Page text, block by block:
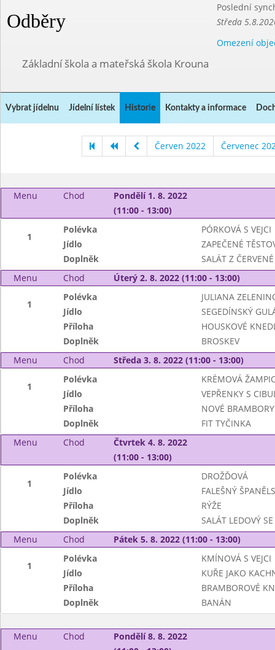
Odběry
Poslední
Středa
Omezení
Základní škola a mateřská škola Krouna
Vybrat jídelnu Jídelní lístek Historie Kontakty a informace
Červen 2022 Červenec
Menu Chod
Pondělí 1. 8. 2022
(11:00 - 13:00)
1
Polévka
PÓRKOVÁ S VEJCI
Jídlo
ZAPEČENÉ
Doplněk
SALÁT Z
Menu
Chod Úterý 2. 8. 2022 (11:00 - 13:00)
1
Polévka
JULIANA
Jídlo
SEGEDÍNSKÝ
Příloha
HOUSKOVÉ
Doplněk
BROSKEV
Menu
Chod Středa 3. 8. 2022 (11:00 - 13:00)
1
Polévka
KRÉMOVÁ
Jídlo
VEPŘENKY S
Příloha
NOVÉ BRAMBORY
Doplněk
FIT TYČINKA
Menu
Chod
Čtvrtek 4. 8. 2022
(11:00 - 13:00)
1
Polévka
DROŽĎOVÁ
Jídlo
FALEŠNÝ
Příloha
RÝŽE
Doplněk
SALÁT LEDOVÝ
Menu
Chod Pátek 5. 8. 2022 (11:00 - 13:00)
1
Polévka
KMÍNOVÁ S VEJCI
Jídlo
KUŘE JAKO
Příloha
BRAMBOROVÉ
Doplněk
BANÁN
Menu Chod
Pondělí 8. 8. 2022